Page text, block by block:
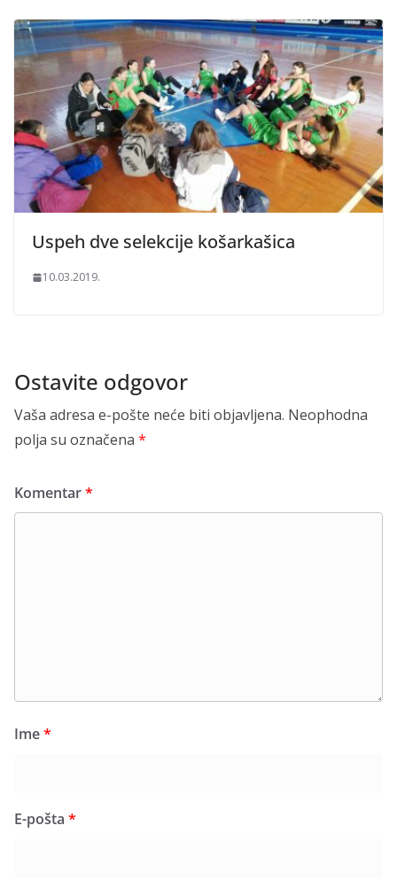
Uspeh dve selekcije košarkašica
10.03.2019.
Ostavite odgovor
Vaša adresa e-pošte neće biti objavljena. Neophodna
polja su označena *
Komentar*
Ime*
E-pošta *